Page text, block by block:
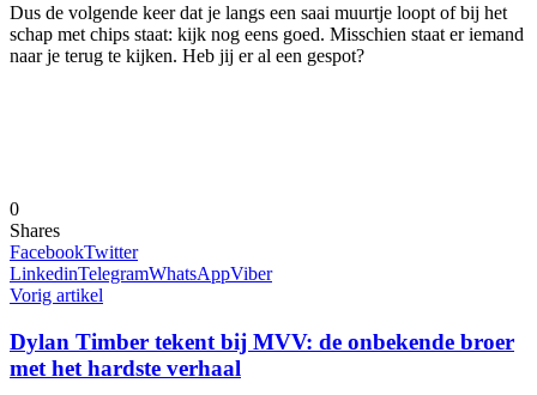
Dus de volgende keer dat je langs een saai muurtje loopt of bij het
schap met chips staat: kijk nog eens goed. Misschien staat er iemand
naar je terug te kijken. Heb jij er al een gespot?
0
Shares
FacebookTwitter
LinkedinTelegramWhatsAppViber
Vorig artikel
Dylan Timber tekent bij MVV: de onbekende broer
met het hardste verhaal